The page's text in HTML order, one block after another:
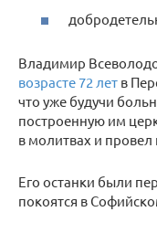
Владимир
возрасте 72 лет в
что уже будучи
построенную им
в молитвах и
Его останки были
покоятся в